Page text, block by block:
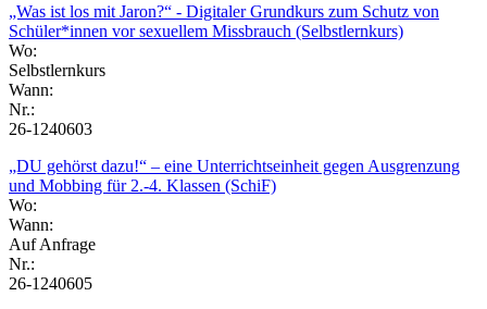
„Was ist los mit Jaron?“ - Digitaler Grundkurs zum Schutz von
Schüler*innen vor sexuellem Missbrauch (Selbstlernkurs)
Wo:
Selbstlernkurs
Wann:
Nr.:
26-1240603
„DU gehörst dazu!“ – eine Unterrichtseinheit gegen Ausgrenzung
und Mobbing für 2.-4. Klassen (SchiF)
Wo:
Wann:
Auf Anfrage
Nr.:
26-1240605